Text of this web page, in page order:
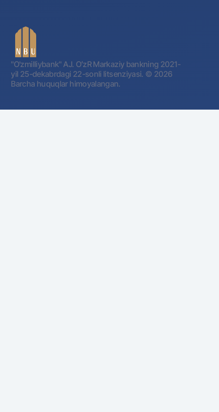
"O'zmilliybank" AJ. OʻzR Markaziy bankning 2021-
yil 25-dekabrdagi 22-sonli litsenziyasi. © 2026
Barcha huquqlar himoyalangan.